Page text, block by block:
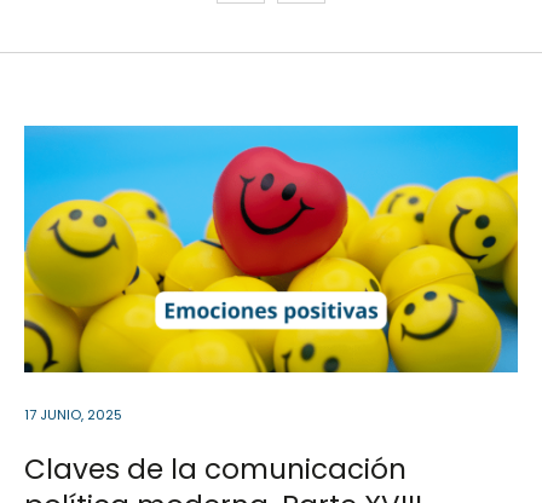
Sector Público
Servicios
Empresa Privada
Servicios
17 JUNIO, 2025
Claves de la comunicación